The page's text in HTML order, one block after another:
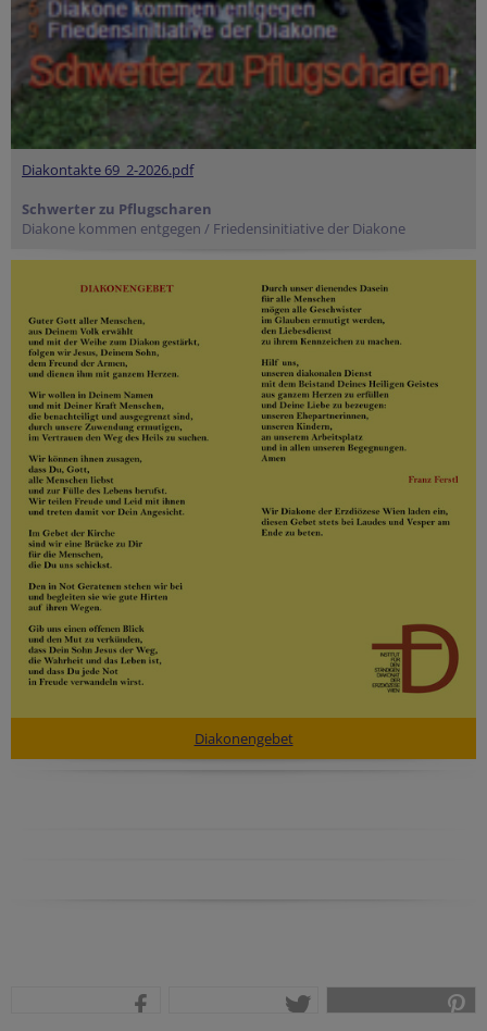
Diakontakte 69_2-2026.pdf
Schwerter zu Pflugscharen
Diakone kommen entgegen / Friedensinitiative der Diakone
Diakonengebet